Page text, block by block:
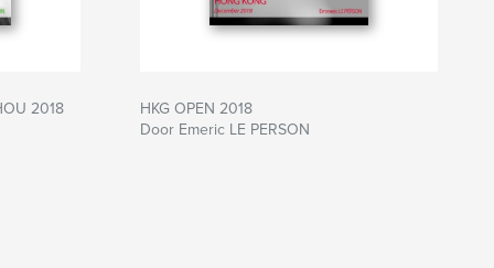
2018
HKG OPEN 2018
Door Emeric LE PERSON